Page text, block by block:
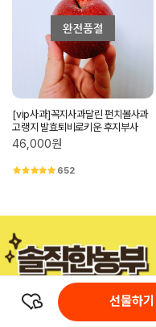
[vip사과]꼭지사과달린 펀치볼사과
고랭지 발효퇴비로키운 후지부사
46,000원
652
선물하기